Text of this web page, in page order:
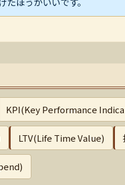
KPI(Key Performance
LTV(Life Time Value)